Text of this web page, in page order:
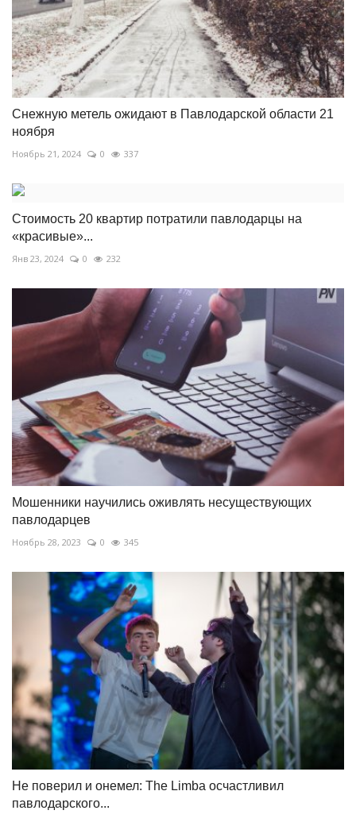
Снежную метель ожидают в Павлодарской области 21
ноября
Ноябрь 21, 2024 0 337
Стоимость 20 квартир потратили павлодарцы на
«красивые»...
Янв 23, 2024 0 232
Мошенники научились оживлять несуществующих
павлодарцев
Ноябрь 28, 2023 0 345
Не поверил и онемел: The Limba осчастливил
павлодарского...